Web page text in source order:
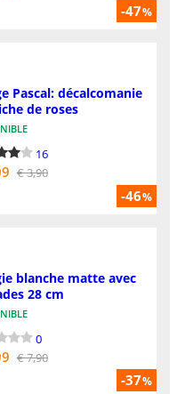
-47%
-46%
Pascal: décalcomanie
de roses
16
€ 3,90
-37%
blanche matte avec
28 cm
0
€ 7,90